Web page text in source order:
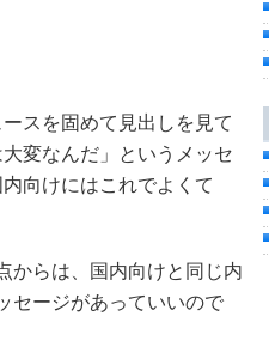
スを固めて見出しを見て
変なんだ」というメッセ
向けにはこれでよくて
からは、国内向けと同じ内
セージがあっていいので